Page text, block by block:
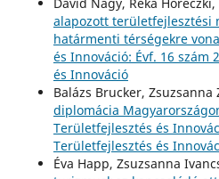
alapozott területfejlesztési
határmenti térségekre
és Innováció: Évf. 16 szám
és Innováció
Balázs Brucker, Zsuzsanna
diplomácia
Területfejlesztés és
Területfejlesztés és
Éva Happ, Zsuzsanna